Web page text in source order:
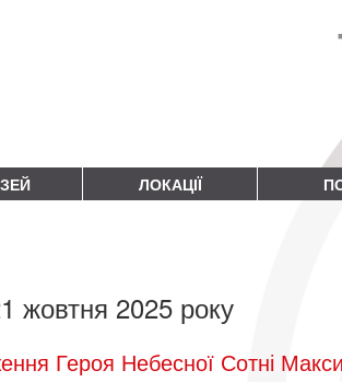
ЛОКАЦІЇ
жовтня 2025 року
Героя Небесної Сотні